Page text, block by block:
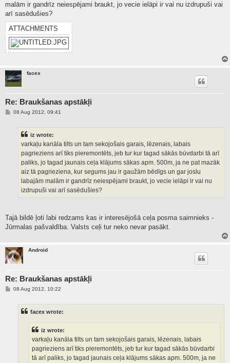
malām ir gandrīz neiespējami braukt, jo vecie ielāpi ir vai nu izdrupuši vai
arī sasēdušies?
ATTACHMENTS
facex
Re: Braukšanas apstākļi
P08 Aug 2012, 09:41
iz wrote:
varkaļu kanāla tilts un tam sekojošais garais, lēzenais, labais
pagrieziens arī tiks pieremontēts, jeb tur kur tagad sākās būvdarbi tā arī
paliks, jo tagad jaunais ceļa klājums sākas apm. 500m, ja ne pat mazāk
aiz tā pagrieziena, kur segums jau ir gaužām bēdīgs un gar joslu
labajām malām ir gandrīz neiespējami braukt, jo vecie ielāpi ir vai nu
izdrupuši vai arī sasēdušies?
Tajā bildē ļoti labi redzams kas ir interesējošā ceļa posma saimnieks -
Jūrmalas pašvaldība. Valsts ceļi tur neko nevar pasākt.
Android
Re: Braukšanas apstākļi
P08 Aug 2012, 10:22
facex wrote:
iz wrote:
varkaļu kanāla tilts un tam sekojošais garais, lēzenais, labais
pagrieziens arī tiks pieremontēts, jeb tur kur tagad sākās būvdarbi
tā arī paliks, jo tagad jaunais ceļa klājums sākas apm. 500m, ja ne